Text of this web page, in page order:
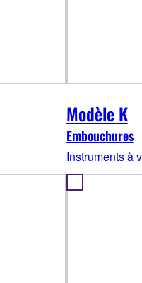
Modèle K
Embouchures
Instruments à